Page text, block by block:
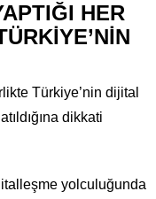
HER
Türkiye’nin dijital
dikkati
yolculuğunda